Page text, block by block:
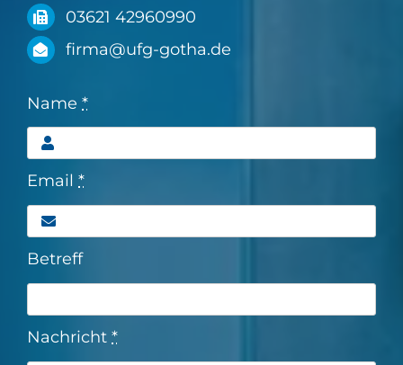
03621 42960990
firma@ufg-gotha.de
Name *
Email *
Betreff
Nachricht *